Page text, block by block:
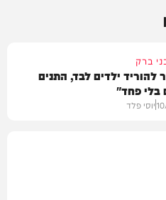
ברק
ילדים לבד, התנים
בלי פחד"
יוסי פלד